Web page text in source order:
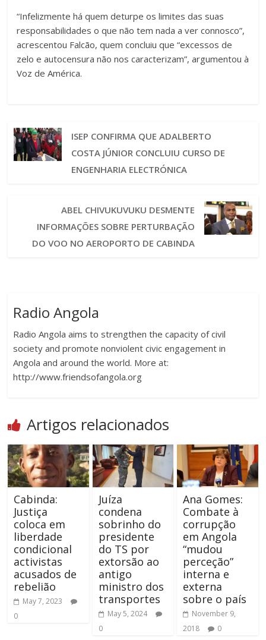
“Infelizmente há quem deturpe os limites das suas
responsabilidades o que não tem nada a ver connosco”,
acrescentou Falcão, quem concluiu que “excessos de
zelo e autocensura não nos caracterizam”, argumentou à
Voz de América.
ISEP CONFIRMA QUE ADALBERTO
COSTA JÚNIOR CONCLUIU CURSO DE
ENGENHARIA ELECTRÓNICA
ABEL CHIVUKUVUKU DESMENTE
INFORMAÇÕES SOBRE PERTURBAÇÃO
DO VOO NO AEROPORTO DE CABINDA
Radio Angola
Radio Angola aims to strengthen the capacity of civil
society and promote nonviolent civic engagement in
Angola and around the world. More at:
http://www.friendsofangola.org
Artigos relacionados
Cabinda:
Justiça
coloca em
liberdade
condicional
activistas
acusados de
rebelião
May 7, 2023
0
Juíza
condena
sobrinho do
presidente
do TS por
extorsão ao
antigo
ministro dos
transportes
May 5, 2024
0
Ana Gomes:
Combate à
corrupção
em Angola
“mudou
perceção”
interna e
externa
sobre o país
November 9,
2018
0